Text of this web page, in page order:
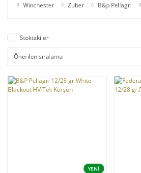
Winchester Zuber B&p Pellagri
Stoktakiler
YENİ